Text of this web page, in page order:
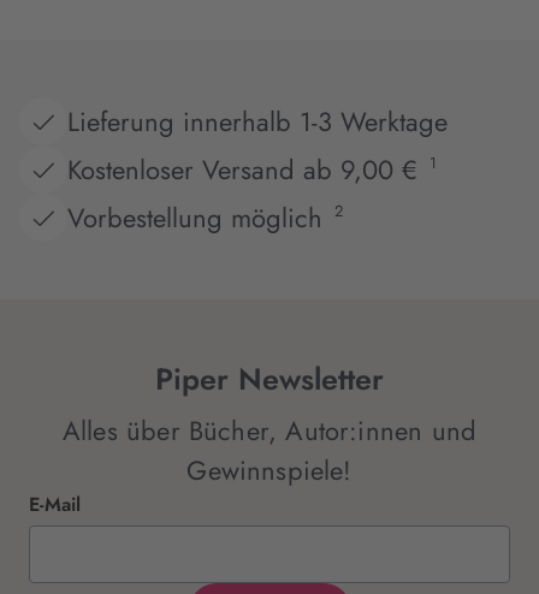
Lieferung innerhalb 1-3 Werktage
Kostenloser Versand ab 9,00 €
1
Vorbestellung möglich 2
Piper Newsletter
Alles über Bücher, Autor:innen und
Gewinnspiele!
E-Mail